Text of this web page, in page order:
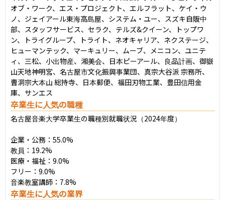
オブ・ワーク、エス・プロジェクト、エルフラット、ケイ・ウ
ノ、ジェイアール東海⾼島屋、システム・ユー、スズキ⾃販中
部、スタッフサービス、セラク、テルズ&クイーン、トップワ
ン、トライグループ、トライト、ネオキャリア、ネクステージ、
ヒューマンテック、マーキュリー、ムーブ、メニコン、ユニテ
ィ、三松、⼩出物産、湘美会、⽇本ピーアール、良品計画、御嶽
⼭天地神明宮、名古屋市⽂化振興事業団、真宗⼤⾕派 宗務所、
曹洞宗⼤本⼭ 総持寺、⽇本郵便、福⽥刃物⼯業、豊⽥信⽤⾦
庫、サンエス
卒業生に人気の職種
名古屋音楽大学卒業生の職種別就職状況（2024年度）
企業・公務：55.0%
教員：19.2%
医療・福祉：9.0%
フリー：9.0%
音楽教室講師：7.8%
卒業生に人気の業界